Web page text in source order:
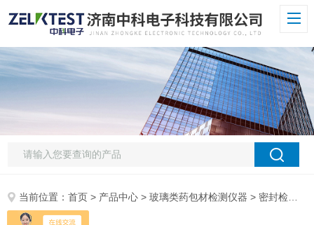
当前位置：首页 > 产品中心 >玻璃类药包材检测仪器 > 密封检测